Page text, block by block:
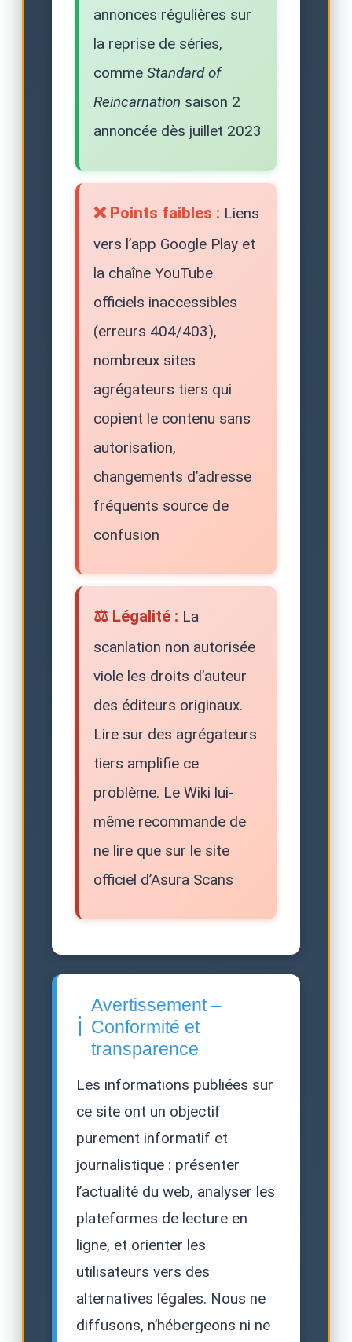
annonces régulières sur
la reprise de séries,
comme Standard of
Reincarnation saison 2
annoncée dès juillet 2023
❌ Points faibles : Liens
vers l’app Google Play et
la chaîne YouTube
officiels inaccessibles
(erreurs 404/403),
nombreux sites
agrégateurs tiers qui
copient le contenu sans
autorisation,
changements d’adresse
fréquents source de
confusion
⚖️ Légalité : La
scanlation non autorisée
viole les droits d’auteur
des éditeurs originaux.
Lire sur des agrégateurs
tiers amplifie ce
problème. Le Wiki lui-
même recommande de
ne lire que sur le site
officiel d’Asura Scans
ℹ️
Avertissement –
Conformité et
transparence
Les informations publiées sur
ce site ont un objectif
purement informatif et
journalistique : présenter
l’actualité du web, analyser les
plateformes de lecture en
ligne, et orienter les
utilisateurs vers des
alternatives légales. Nous ne
diffusons, n’hébergeons ni ne